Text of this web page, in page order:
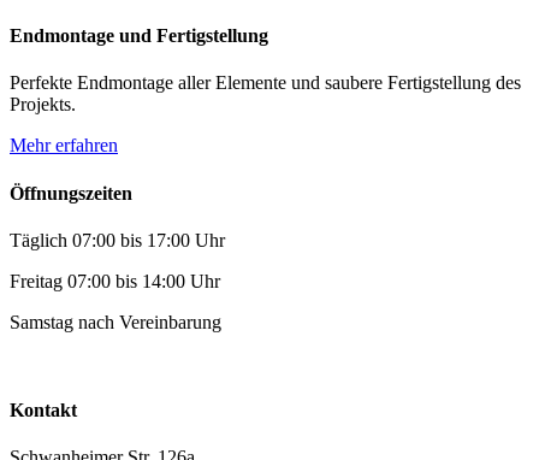
Endmontage und Fertigstellung
Perfekte Endmontage aller Elemente und saubere Fertigstellung des
Projekts.
Mehr erfahren
Öffnungszeiten
Täglich 07:00 bis 17:00 Uhr
Freitag 07:00 bis 14:00 Uhr
Samstag nach Vereinbarung
Kontakt